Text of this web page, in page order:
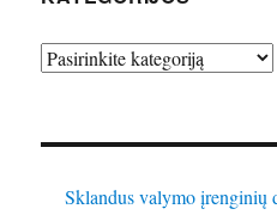
Kategorijos
Sklandus valymo įrenginių